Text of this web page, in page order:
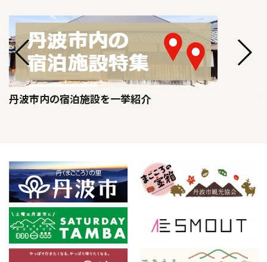
丹波市内の宿泊施設を一挙紹介